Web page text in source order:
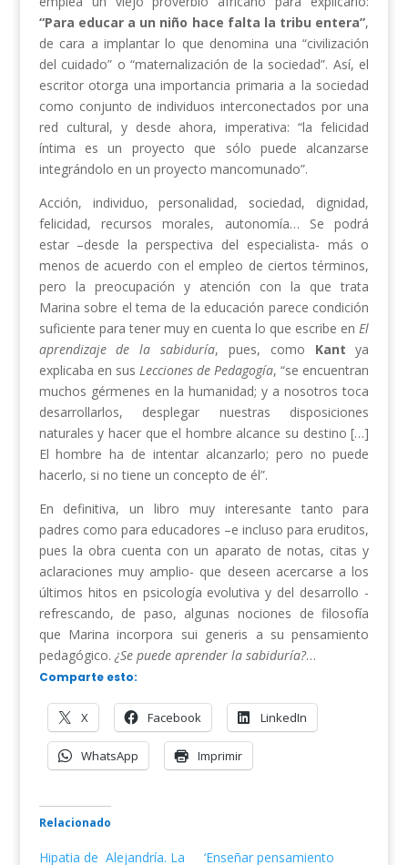
“Para educar a un niño hace falta la tribu entera”,
de cara a implantar lo que denomina una “civilización
del cuidado” o “maternalización de la sociedad”. Así, el
escritor otorga una importancia primaria a la sociedad
como conjunto de individuos interconectados por una
red cultural, y desde ahora, imperativa: “la felicidad
íntima es un proyecto que sólo puede alcanzarse
integrándolo en un proyecto mancomunado”.
Acción, individuo, personalidad, sociedad, dignidad,
felicidad, recursos morales, autonomía… Se podrá
estar –desde la perspectiva del especialista- más o
menos de acuerdo con el empleo de ciertos términos,
pero la preocupación y atención con la que trata
Marina sobre el tema de la educación parece condición
suficiente para tener muy en cuenta lo que escribe enEl
aprendizaje de la sabiduría, pues, como Kant ya
explicaba en sus Lecciones de Pedagogía, “se encuentran
muchos gérmenes en la humanidad; y a nosotros toca
desarrollarlos, desplegar nuestras disposiciones
naturales y hacer que el hombre alcance su destino […]
El hombre ha de intentar alcanzarlo; pero no puede
hacerlo, si no tiene un concepto de él”.
En definitiva, un libro muy interesante tanto para
padres como para educadores –e incluso para eruditos,
pues la obra cuenta con un aparato de notas, citas y
aclaraciones muy amplio- que deseen acercarse a los
últimos hitos en psicología evolutiva y del desarrollo -
refrescando, de paso, algunas nociones de filosofía
que Marina incorpora sui generis a su pensamiento
pedagógico. ¿Se puede aprender la sabiduría?…
Comparte esto:
X Facebook LinkedIn
WhatsApp Imprimir
Relacionado
Hipatia de Alejandría. La ‘Enseñar pensamiento